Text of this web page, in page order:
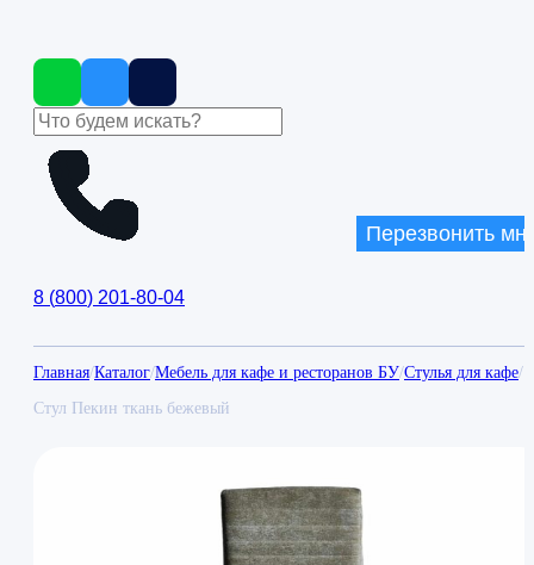
8 (800) 201-80-04
Перезвонить
Главная/Каталог/Мебель для кафе и ресторанов БУ/Стулья для кафе/
Стул Пекин ткань бежевый